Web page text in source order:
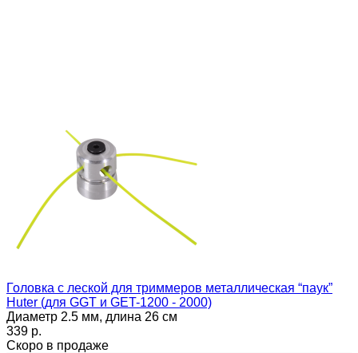
Головка с леской для триммеров металлическая “паук”
Huter (для GGT и GET-1200 - 2000)
Диаметр 2.5 мм, длина 26 см
339 p.
Скоро в продаже